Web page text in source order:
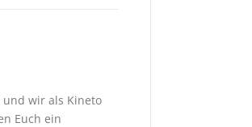
und wir als Kineto
Euch ein